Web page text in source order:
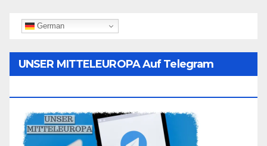
German
UNSER MITTELEUROPA Auf Telegram